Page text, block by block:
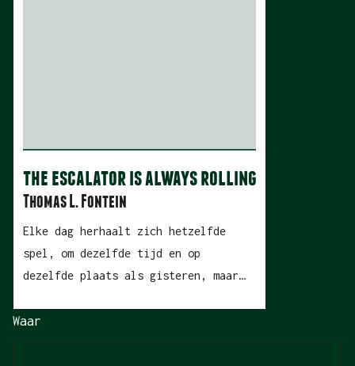
the escalator is always rolling
Thomas L. Fontein
Elke dag herhaalt zich hetzelfde
spel, om dezelfde tijd en op
dezelfde plaats als gisteren, maar
opgenomen in de stroom van het
spitsuur, terwijl je hoofd
waar